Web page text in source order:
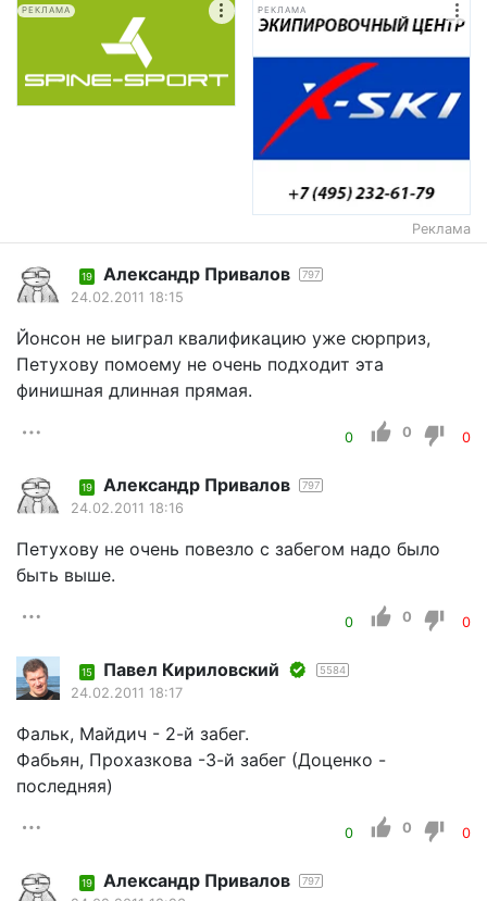
РЕКЛАМА РЕКЛАМА
Реклама
19 Александр Привалов 797
24.02.2011 18:15
Йонсон не ыиграл квалификацию уже сюрприз,
Петухову помоему не очень подходит эта
финишная длинная прямая.
0 0 0
19 Александр Привалов 797
24.02.2011 18:16
Петухову не очень повезло с забегом надо было
быть выше.
0 0 0
15 Павел Кириловский 5584
24.02.2011 18:17
Фальк, Майдич - 2-й забег.
Фабьян, Прохазкова -3-й забег (Доценко -
последняя)
0 0 0
19 Александр Привалов 797